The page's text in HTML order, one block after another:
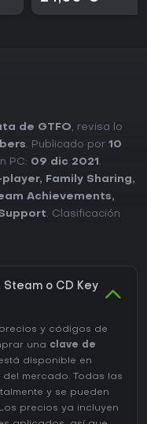
de GTFO, revisa lo
. Publicado por 10
PC: 09 dic 2021 .
player, Family Sharing,
Achievements,
. Clasificación
o CD Key
y códigos de
una clave de
disponible en
mercado. Todas las
y se pueden
precios ya incluyen